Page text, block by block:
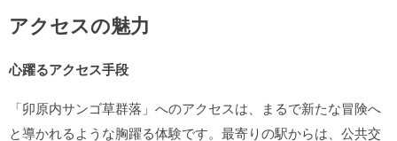
アクセスの魅力
心躍るアクセス手段
「卯原内サンゴ草群落」へのアクセスは、まるで新たな冒険へ
と導かれるような胸躍る体験です。最寄りの駅からは、公共交